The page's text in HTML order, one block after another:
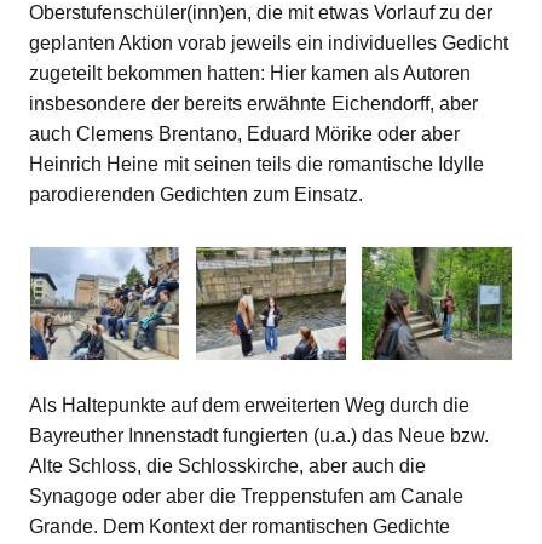
Oberstufenschüler(inn)en, die mit etwas Vorlauf zu der
geplanten Aktion vorab jeweils ein individuelles Gedicht
zugeteilt bekommen hatten: Hier kamen als Autoren
insbesondere der bereits erwähnte Eichendorff, aber
auch Clemens Brentano, Eduard Mörike oder aber
Heinrich Heine mit seinen teils die romantische Idylle
parodierenden Gedichten zum Einsatz.
Als Haltepunkte auf dem erweiterten Weg durch die
Bayreuther Innenstadt fungierten (u.a.) das Neue bzw.
Alte Schloss, die Schlosskirche, aber auch die
Synagoge oder aber die Treppenstufen am Canale
Grande. Dem Kontext der romantischen Gedichte